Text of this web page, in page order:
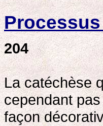
204
La catéchèse
cependant
façon